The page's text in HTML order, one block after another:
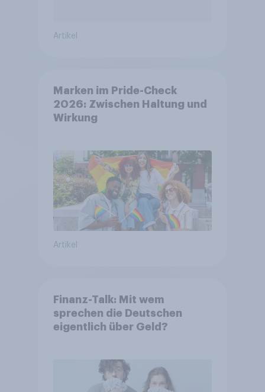
Artikel
Marken im Pride-Check
2026: Zwischen Haltung und
Wirkung
Artikel
Finanz-Talk: Mit wem
sprechen die Deutschen
eigentlich über Geld?